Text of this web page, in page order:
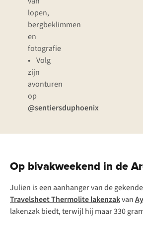
lopen,
bergbeklimmen
en
fotografie
• Volg
zijn
avonturen
op
@sentiersduphoenix
Op bivakweekend in de
Julien is een aanhanger van de
Travelsheet Thermolite lakenzakvan
lakenzak biedt, terwijl hij maar 330